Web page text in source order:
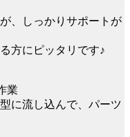
、しっかりサポートが
方にピッタリです♪
業
に流し込んで、パーツ